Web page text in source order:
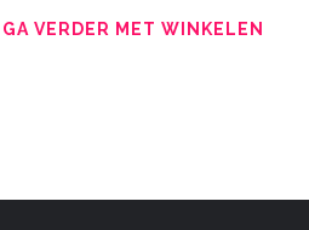
GA VERDER MET WINKELEN